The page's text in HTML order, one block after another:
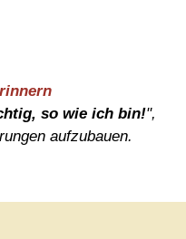
so wie ich bin!",
aufzubauen.